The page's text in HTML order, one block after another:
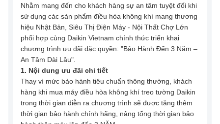
Nhằm mang đến cho khách hàng sự an tâm tuyệt đối khi
sử dụng các sản phẩm điều hòa không khí mang thương
hiệu Nhật Bản, Siêu Thị Điện Máy - Nội Thất Chợ Lớn
phối hợp cùng Daikin Vietnam chính thức triển khai
chương trình ưu đãi đặc quyền: "Bảo Hành Đến 3 Năm –
An Tâm Dài Lâu".
1. Nội dung ưu đãi chi tiết
Thay vì mức bảo hành tiêu chuẩn thông thường, khách
hàng khi mua máy điều hòa không khí treo tường Daikin
trong thời gian diễn ra chương trình sẽ được tặng thêm
thời gian bảo hành chính hãng, nâng tổng thời gian bảo